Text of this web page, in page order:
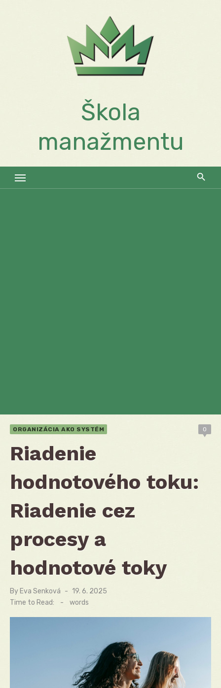
Škola
manažmentu
ORGANIZÁCIA AKO SYSTÉM 0
Riadenie
hodnotového toku:
Riadenie cez
procesy a
hodnotové toky
By Eva Senková
Posted
on
19. 6. 2025
Time to Read:
- words